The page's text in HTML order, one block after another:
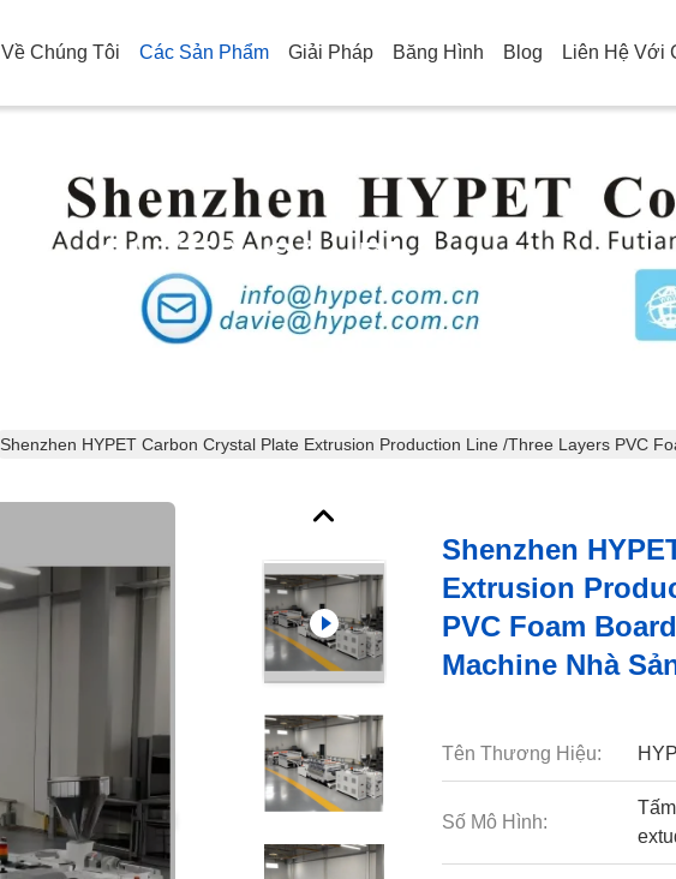
Về Chúng Tôi Các Sản Phẩm Giải Pháp Băng Hình Blog Liên Hệ Với
Chi Tiết Sản Phẩm
Shenzhen HYPET Carbon Crystal Plate Extrusion Production Line /Three Layers PVC
Shenzhen
Extrusion
PVC Foam
Machine Nhà
Tên Thương Hiệu:
Số Mô Hình: